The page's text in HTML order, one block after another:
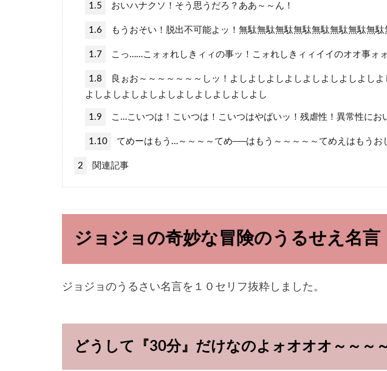
1.5 おいハナクソ！そう思うだろ？ああ～～ん！
1.6 もうおそい！脱出不可能よッ！無駄無駄無駄無駄無駄無駄無駄無
1.7 こっ……こォォれしきィィの事ッ！こォれしきィィイイのオオ事ォ
1.8
良ぉお～～～～～～～しッ！よしよしよしよしよしよしよしよし
よしよしよしよしよしよしよしよしよしよし
1.9 こ…こいつは！こいつは！こいつはやばいッ！残虐性！異常性にお
1.10 てめーはもう…～～～～てめ──はもう～～～～～てめえはもう
2 関連記事
ジョジョの奇妙な冒険のうるせえ名言
ジョジョのうるさい名言を１０セリフ抜粋しました。
どうして『30分』だけなのよォオオオ～～～